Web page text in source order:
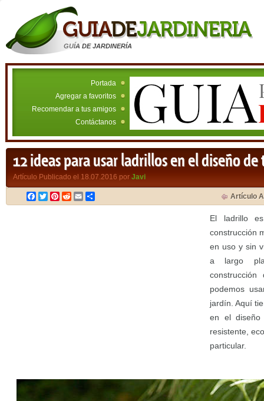
GUÍA DE JARDINERÍA
Portada
Agregar a favoritos
Recomendar a tus amigos
Contáctanos
12 ideas para usar ladrillos en el diseño
Artículo Publicado el 18.07.2016 por Javi
Facebook
TwitterPinterest
RedditEmail Artículo
El ladrillo
construcción
en uso y sin
a largo
podemos
jardín. Aquí
en el
resistente,
particular.